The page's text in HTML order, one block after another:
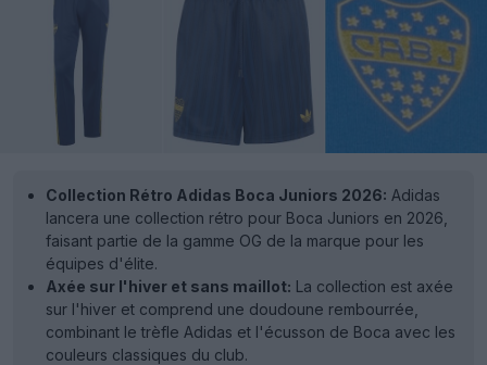
Collection Rétro Adidas Boca Juniors 2026: Adidas
lancera une collection rétro pour Boca Juniors en 2026,
faisant partie de la gamme OG de la marque pour les
équipes d'élite.
Axée sur l'hiver et sans maillot: La collection est axée
sur l'hiver et comprend une doudoune rembourrée,
combinant le trèfle Adidas et l'écusson de Boca avec les
couleurs classiques du club.